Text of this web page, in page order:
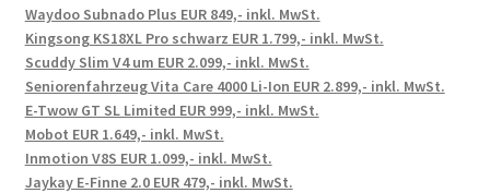
Waydoo Subnado Plus EUR 849,- inkl. MwSt.
Kingsong KS18XL Pro schwarz EUR 1.799,- inkl. MwSt.
Scuddy Slim V4 um EUR 2.099,- inkl. MwSt.
Seniorenfahrzeug Vita Care 4000 Li-Ion EUR 2.899,- inkl. MwSt.
E-Twow GT SL Limited EUR 999,- inkl. MwSt.
Mobot EUR 1.649,- inkl. MwSt.
Inmotion V8S EUR 1.099,- inkl. MwSt.
Jaykay E-Finne 2.0 EUR 479,- inkl. MwSt.